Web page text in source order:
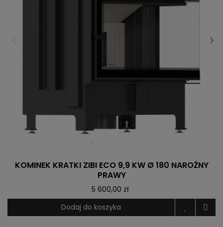
KOMINEK KRATKI ZIBI ECO 9,9 KW Ø 180 NAROŻNY
PRAWY
5 600,00 zł
Dodaj do koszyka